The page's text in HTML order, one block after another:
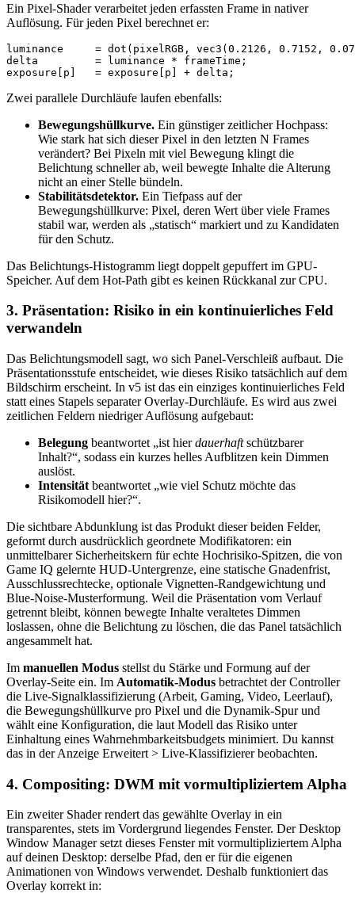
Ein Pixel-Shader verarbeitet jeden erfassten Frame in nativer
Auflösung. Für jeden Pixel berechnet er:
luminance     = dot(pixelRGB, vec3(0.2126, 0.7152,
delta         = luminance * frameTime;
Zwei parallele Durchläufe laufen ebenfalls:
Bewegungshüllkurve. Ein günstiger zeitlicher Hochpass:
Wie stark hat sich dieser Pixel in den letzten N Frames
verändert? Bei Pixeln mit viel Bewegung klingt die
Belichtung schneller ab, weil bewegte Inhalte die Alterung
nicht an einer Stelle bündeln.
Stabilitätsdetektor. Ein Tiefpass auf der
Bewegungshüllkurve: Pixel, deren Wert über viele Frames
stabil war, werden als „statisch“ markiert und zu Kandidaten
für den Schutz.
Das Belichtungs-Histogramm liegt doppelt gepuffert im GPU-
Speicher. Auf dem Hot-Path gibt es keinen Rückkanal zur CPU.
3. Präsentation: Risiko in ein kontinuierliches Feld
verwandeln
Das Belichtungsmodell sagt, wo sich Panel-Verschleiß aufbaut. Die
Präsentationsstufe entscheidet, wie dieses Risiko tatsächlich auf dem
Bildschirm erscheint. In v5 ist das ein einziges kontinuierliches Feld
statt eines Stapels separater Overlay-Durchläufe. Es wird aus zwei
zeitlichen Feldern niedriger Auflösung aufgebaut:
Belegung beantwortet „ist hierdauerhaftschützbarer
Inhalt?“, sodass ein kurzes helles Aufblitzen kein Dimmen
auslöst.
Intensität beantwortet „wie viel Schutz möchte das
Risikomodell hier?“.
Die sichtbare Abdunklung ist das Produkt dieser beiden Felder,
geformt durch ausdrücklich geordnete Modifikatoren: ein
unmittelbarer Sicherheitskern für echte Hochrisiko-Spitzen, die von
Game IQ gelernte HUD-Untergrenze, eine statische Gnadenfrist,
Ausschlussrechtecke, optionale Vignetten-Randgewichtung und
Blue-Noise-Musterformung. Weil die Präsentation vom Verlauf
getrennt bleibt, können bewegte Inhalte veraltetes Dimmen
loslassen, ohne die Belichtung zu löschen, die das Panel tatsächlich
angesammelt hat.
Im manuellen Modus stellst du Stärke und Formung auf der
Overlay-Seite ein. Im Automatik-Modus betrachtet der Controller
die Live-Signalklassifizierung (Arbeit, Gaming, Video, Leerlauf),
die Bewegungshüllkurve pro Pixel und die Dynamik-Spur und
wählt eine Konfiguration, die laut Modell das Risiko unter
Einhaltung eines Wahrnehmbarkeitsbudgets minimiert. Du kannst
das in der Anzeige Erweitert > Live-Klassifizierer beobachten.
4. Compositing: DWM mit vormultipliziertem Alpha
Ein zweiter Shader rendert das gewählte Overlay in ein
transparentes, stets im Vordergrund liegendes Fenster. Der Desktop
Window Manager setzt dieses Fenster mit vormultipliziertem Alpha
auf deinen Desktop: derselbe Pfad, den er für die eigenen
Animationen von Windows verwendet. Deshalb funktioniert das
Overlay korrekt in: